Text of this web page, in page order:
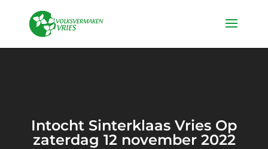
Intocht Sinterklaas Vries Op
zaterdag 12 november 2022